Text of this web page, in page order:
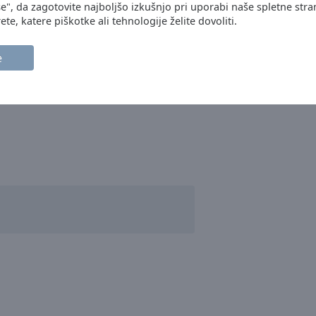
da zagotovite najboljšo izkušnjo pri uporabi naše spletne
katere piškotke ali tehnologije želite dovoliti.